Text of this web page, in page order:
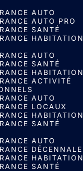
AUTO
AUTO PRO
SANTÉ
HABITATION
AUTO
SANTÉ
HABITATION
ACTIVITÉ
AUTO
LOCAUX
HABITATION
SANTÉ
AUTO
DÉCENNALE
HABITATION
SANTÉ